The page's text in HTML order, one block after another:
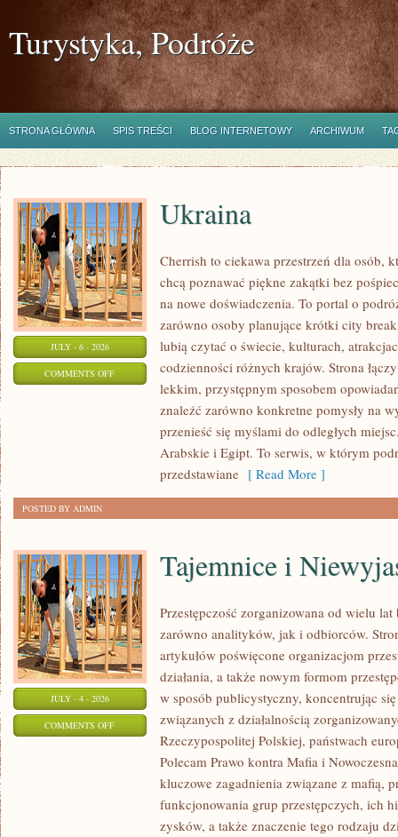
Turystyka, Podróże
STRONA GŁÓWNA SPIS TREŚCI BLOG INTERNETOWY ARCHIWUM
JULY - 6 - 2026
COMMENTS OFFON
Ukraina
Cherrish to ciekawa przestrzeń dla osób,
chcą poznawać piękne zakątki bez
na nowe doświadczenia. To portal o
zarówno osoby planujące krótki city
lubią czytać o świecie, kulturach,
codzienności różnych krajów. Strona
lekkim, przystępnym sposobem
znaleźć zarówno konkretne pomysły na
przenieść się myślami do odległych
Arabskie i Egipt. To serwis, w którym
przedstawiane [ Read More ]
POSTED BY ADMIN
JULY - 4 - 2026
COMMENTS OFFON
TAJEMNICE
NIEWYJAŚNIONE
Tajemnice i
Przestępczość zorganizowana od wielu
zarówno analityków, jak i odbiorców.
artykułów poświęcone organizacjom
działania, a także nowym formom
w sposób publicystyczny, koncentrując
związanych z działalnością
Rzeczypospolitej Polskiej, państwach
Polecam Prawo kontra Mafia i
kluczowe zagadnienia związane z mafią,
funkcjonowania grup przestępczych, ich
zysków, a także znaczenie tego rodzaju